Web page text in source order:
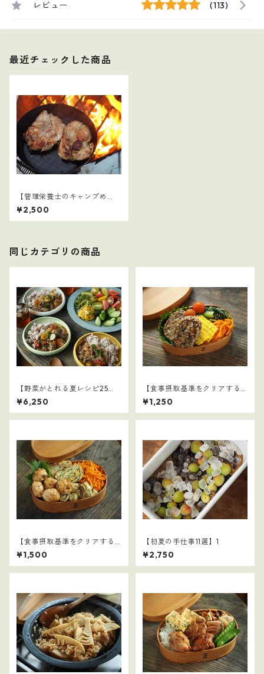
レビュー (113)
最近チェックした商品
【管理栄養士のキャンプめ
し】1
¥2,500
同じカテゴリの商品
【野菜がとれる夏レシピ25
選】3
¥6,250
【食事摂取基準をクリアする
学童弁当（夏休み編）】2
¥1,250
【食事摂取基準をクリアする
学童弁当（夏休み編）】1
¥1,500
【初夏の手仕事11選】1
¥2,750